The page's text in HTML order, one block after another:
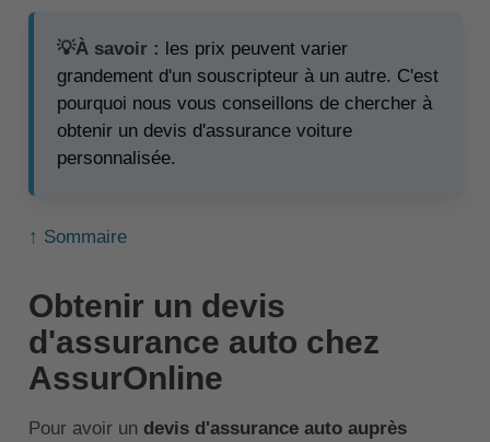
💡À savoir : les prix peuvent varier
grandement d'un souscripteur à un autre. C'est
pourquoi nous vous conseillons de chercher à
obtenir un devis d'assurance voiture
personnalisée.
↑ Sommaire
Obtenir un devis
d'assurance auto chez
AssurOnline
Pour avoir un devis d'assurance auto auprès